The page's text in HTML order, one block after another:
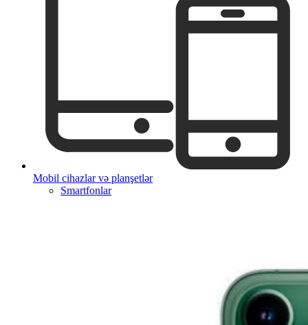
Mobil cihazlar və planşetlər
Smartfonlar